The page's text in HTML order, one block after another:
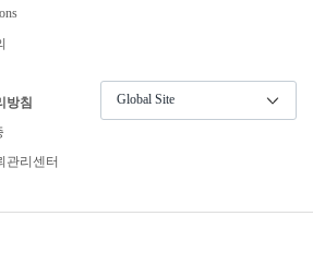
방침
관리센터
Global Site